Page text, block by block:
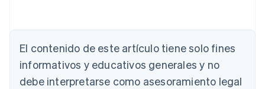
El contenido de este artículo tiene solo fines
informativos y educativos generales y no
debe interpretarse como asesoramiento legal
Alemania
DeutschEnglish
Australia